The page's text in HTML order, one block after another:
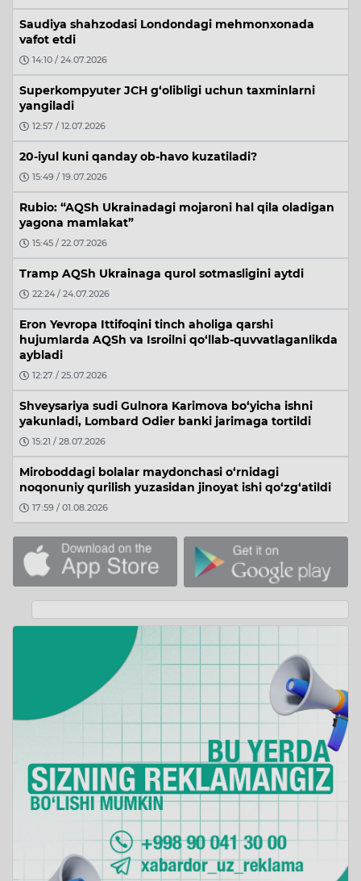
Saudiya shahzodasi Londondagi mehmonxonada
vafot etdi
14:10 / 24.07.2026
Superkompyuter JCH g‘olibligi uchun taxminlarni
yangiladi
12:57 / 12.07.2026
20-iyul kuni qanday ob-havo kuzatiladi?
15:49 / 19.07.2026
Rubio: “AQSh Ukrainadagi mojaroni hal qila oladigan
yagona mamlakat”
15:45 / 22.07.2026
Tramp AQSh Ukrainaga qurol sotmasligini aytdi
22:24 / 24.07.2026
Eron Yevropa Ittifoqini tinch aholiga qarshi
hujumlarda AQSh va Isroilni qo‘llab-quvvatlaganlikda
aybladi
12:27 / 25.07.2026
Shveysariya sudi Gulnora Karimova bo‘yicha ishni
yakunladi, Lombard Odier banki jarimaga tortildi
15:21 / 28.07.2026
Miroboddagi bolalar maydonchasi o‘rnidagi
noqonuniy qurilish yuzasidan jinoyat ishi qo‘zg‘atildi
17:59 / 01.08.2026